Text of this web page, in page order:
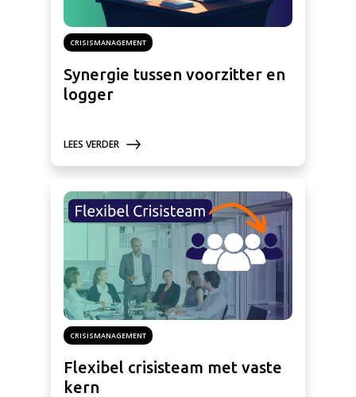
CRISISMANAGEMENT
Synergie tussen voorzitter en
logger
LEES VERDER
CRISISMANAGEMENT
Flexibel crisisteam met vaste
kern